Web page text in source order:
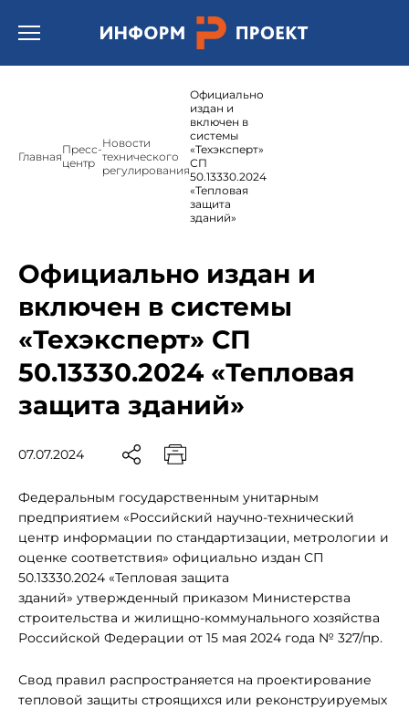
Открыть бургер меню.
ГлавнаяПресс-
центр
Новости
технического
регулирования
Официально
издан и
включен в
системы
«Техэксперт»
СП
50.13330.2024
«Тепловая
защита
зданий»
Официально издан и
включен в системы
«Техэксперт» СП
50.13330.2024 «Тепловая
защита зданий»
07.07.2024
Федеральным государственным унитарным
предприятием «Российский научно-технический
центр информации по стандартизации, метрологии и
оценке соответствия» официально издан СП
50.13330.2024 «Тепловая защита
зданий» утвержденный приказом Министерства
строительства и жилищно-коммунального хозяйства
Российской Федерации от 15 мая 2024 года № 327/пр.
Свод правил распространяется на проектирование
тепловой защиты строящихся или реконструируемых